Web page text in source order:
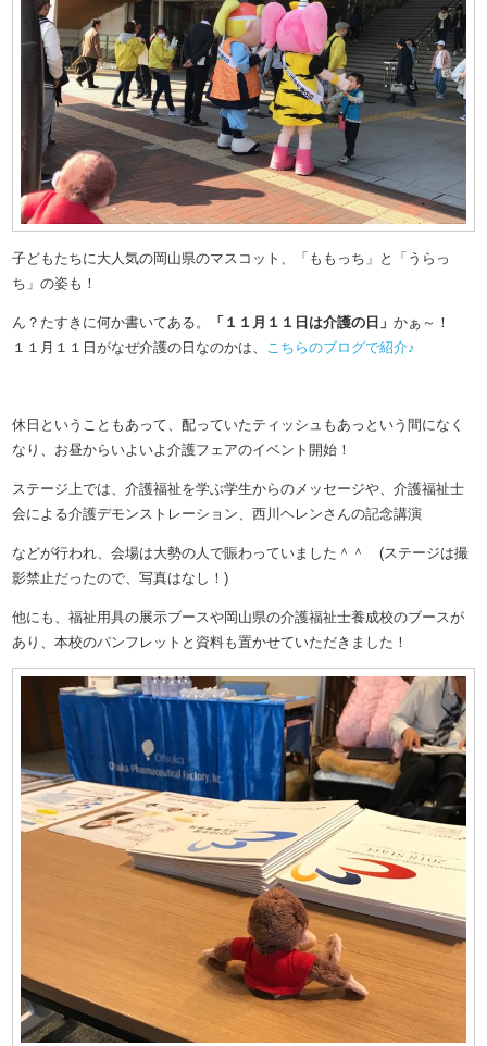
子どもたちに大人気の岡山県のマスコット、「ももっち」と「うらっ
ち」の姿も！
ん？たすきに何か書いてある。 「１１月１１日は介護の日」かぁ～！
１１月１１日がなぜ介護の日なのかは、
こちらのブログで紹介♪
休日ということもあって、配っていたティッシュもあっという間になく
なり、お昼からいよいよ介護フェアのイベント開始！
ステージ上では、介護福祉を学ぶ学生からのメッセージや、介護福祉士
会による介護デモンストレーション、西川ヘレンさんの記念講演
などが行われ、会場は大勢の人で賑わっていました＾＾(ステージは撮
影禁止だったので、写真はなし！)
他にも、福祉用具の展示ブースや岡山県の介護福祉士養成校のブースが
あり、本校のパンフレットと資料も置かせていただきました！